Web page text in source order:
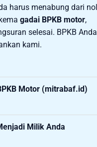
harus menabung dari nol
gadai BPKB motor,
selesai. BPKB Anda
kami.
Motor (mitrabaf.id)
Milik Anda